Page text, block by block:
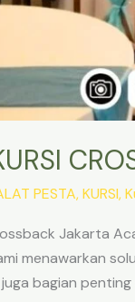
PESTA,KURSI,
Jakarta
menawarkan
bagian penting